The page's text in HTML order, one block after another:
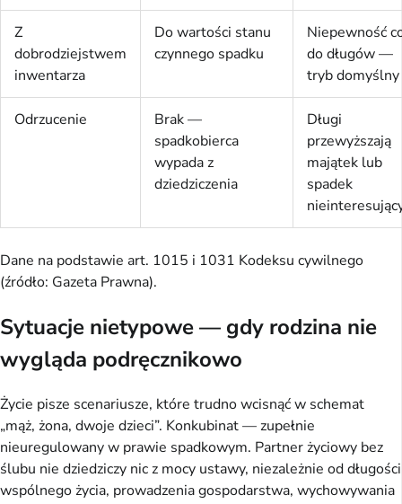
Z
dobrodziejstwem
inwentarza
Do wartości stanu
czynnego spadku
Niepewność
do długów —
tryb domyślny
Odrzucenie
Brak —
spadkobierca
wypada z
dziedziczenia
Długi
przewyższają
majątek lub
spadek
Dane na podstawie art. 1015 i 1031 Kodeksu cywilnego
(źródło: Gazeta Prawna).
Sytuacje nietypowe — gdy rodzina nie
wygląda podręcznikowo
Życie pisze scenariusze, które trudno wcisnąć w schemat
„mąż, żona, dwoje dzieci”. Konkubinat — zupełnie
nieuregulowany w prawie spadkowym. Partner życiowy bez
ślubu nie dziedziczy nic z mocy ustawy, niezależnie od długości
wspólnego życia, prowadzenia gospodarstwa, wychowywania